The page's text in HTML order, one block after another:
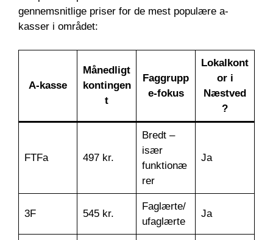
gennemsnitlige priser for de mest populære a-
kasser i området:
A-kasse
Månedligt
kontingen
t
Faggrupp
e-fokus
Lokalkont
or i
Næstved
?
FTFa 497 kr.
Bredt –
især
funktionæ
rer
Ja
3F 545 kr.
Faglærte/
ufaglærte
Ja